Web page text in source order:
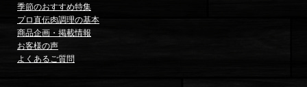
季節のおすすめ特集
プロ直伝肉調理の基本
商品企画・掲載情報
お客様の声
よくあるご質問